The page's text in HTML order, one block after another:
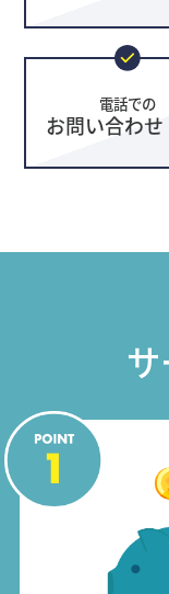
電話での
お問い合わ